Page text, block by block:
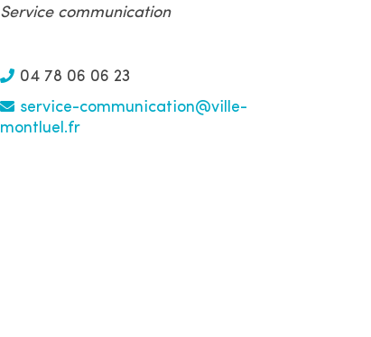
Service communication
04 78 06 06 23
service-communication@ville-
montluel.fr